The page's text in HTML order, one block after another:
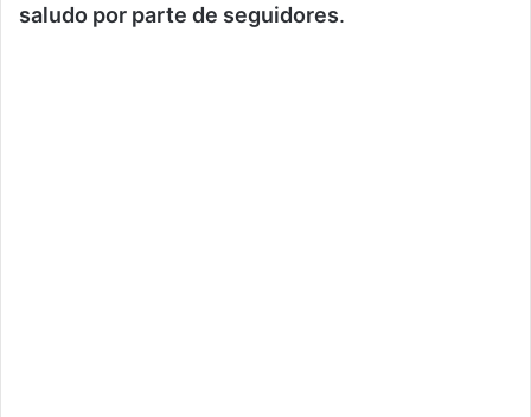
saludo por parte de seguidores.